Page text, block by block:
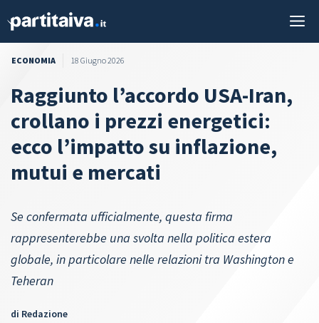
ECONOMIA 18 Giugno 2026
Raggiunto l’accordo USA-Iran,
crollano i prezzi energetici:
ecco l’impatto su inflazione,
mutui e mercati
Se confermata ufficialmente, questa firma
rappresenterebbe una svolta nella politica estera
globale, in particolare nelle relazioni tra Washington e
Teheran
di Redazione